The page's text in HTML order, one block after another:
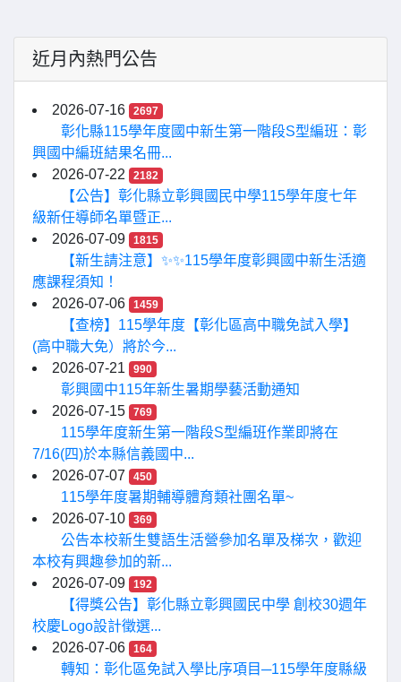
近月內熱門公告
2026-07-16 2697
彰化縣115學年度國中新生第一階段S型編班：彰
興國中編班結果名冊...
2026-07-22
2182
【公告】彰化縣立彰興國民中學115學年度七年
級新任導師名單暨正...
2026-07-09
1815
【新生請注意】✨✨115學年度彰興國中新生活適
應課程須知！
2026-07-06
1459
【查榜】115學年度【彰化區高中職免試入學】
(高中職大免）將於今...
2026-07-21
990
彰興國中115年新生暑期學藝活動通知
2026-07-15
769
115學年度新生第一階段S型編班作業即將在
7/16(四)於本縣信義國中...
2026-07-07
450
115學年度暑期輔導體育類社團名單~
2026-07-10
369
公告本校新生雙語生活營參加名單及梯次，歡迎
本校有興趣參加的新...
2026-07-09
192
【得獎公告】彰化縣立彰興國民中學 創校30週年
校慶Logo設計徵選...
2026-07-06
164
轉知：彰化區免試入學比序項目─115學年度縣級